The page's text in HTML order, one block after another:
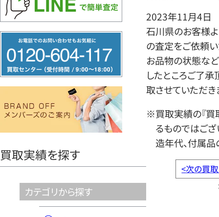
リ
ー
ヤ
買取実績を探す
カテゴリから探す
2023年11月4日
石川県のお客様
の査定をご依頼い
お品物の状態など
したところご了
取させていただき
※買取実績の『買
るものではござ
造年代、付属品
<次の買